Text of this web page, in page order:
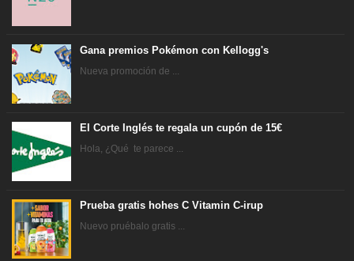
Gana premios Pokémon con Kellogg's
Nueva promoción de ...
El Corte Inglés te regala un cupón de 15€
Hola, ¿Qué te parece ...
Prueba gratis hohes C Vitamin C-irup
Nuevo pruébalo gratis ...